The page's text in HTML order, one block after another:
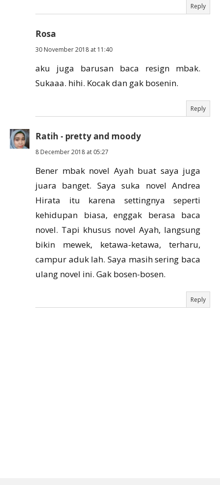
Reply
Rosa
30 November 2018 at 11:40
aku juga barusan baca resign mbak.
Sukaaa. hihi. Kocak dan gak bosenin.
Reply
Ratih - pretty and moody
8 December 2018 at 05:27
Bener mbak novel Ayah buat saya juga
juara banget. Saya suka novel Andrea
Hirata itu karena settingnya seperti
kehidupan biasa, enggak berasa baca
novel. Tapi khusus novel Ayah, langsung
bikin mewek, ketawa-ketawa, terharu,
campur aduk lah. Saya masih sering baca
ulang novel ini. Gak bosen-bosen.
Reply